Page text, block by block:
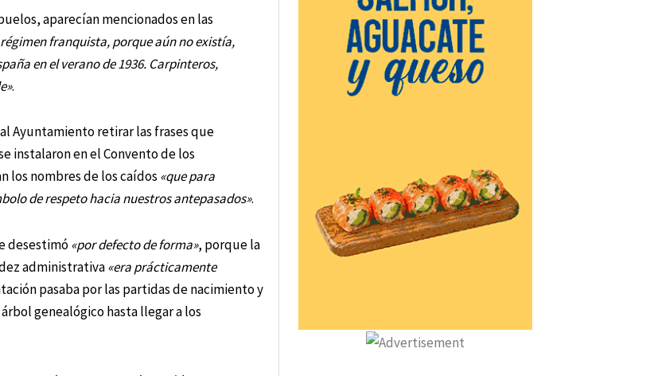
aparecían mencionados en las
franquista, porque aún no existía,
en el verano de 1936. Carpinteros,
.
Ayuntamiento retirar las frases que
instalaron en el Convento de los
los nombres de los caídos «que para
de respeto hacia nuestros antepasados».
desestimó«por defecto de forma», porque la
administrativa«era prácticamente
pasaba por las partidas de nacimiento y
genealógico hasta llegar a los